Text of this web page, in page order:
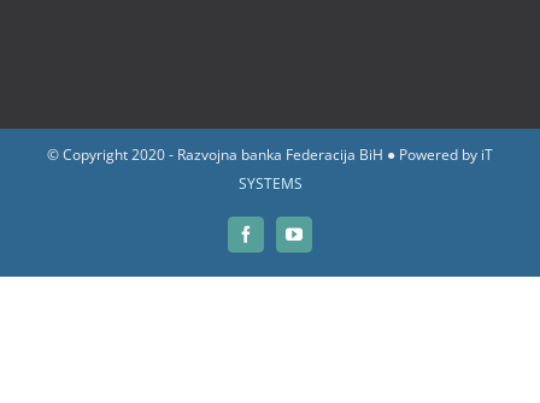
© Copyright 2020 - Razvojna banka Federacija BiH ● Powered by iT
SYSTEMS
FacebookYouTube